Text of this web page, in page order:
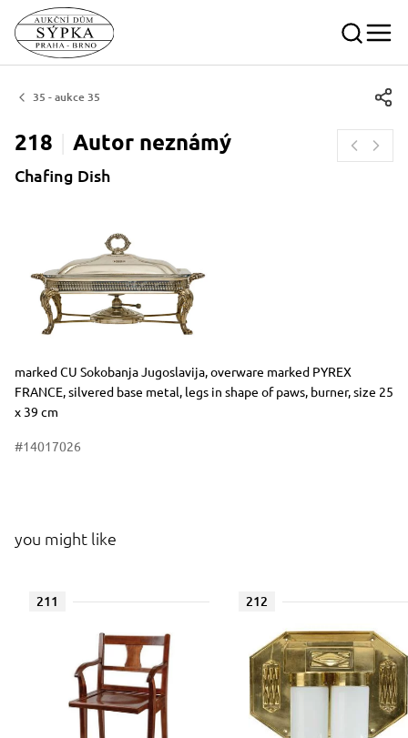
35 - aukce 35
218 Autor neznámý
Chafing Dish
Dimensions
Short item description
marked CU Sokobanja Jugoslavija, overware marked PYREX
FRANCE, silvered base metal, legs in shape of paws, burner, size 25
x 39 cm
#14017026
you might like
211 212